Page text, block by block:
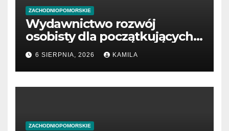
ZACHODNIOPOMORSKIE
Wydawnictwo rozwój
osobisty dla początkujących
przedsiębiorców
6 SIERPNIA, 2026 KAMILA
ZACHODNIOPOMORSKIE